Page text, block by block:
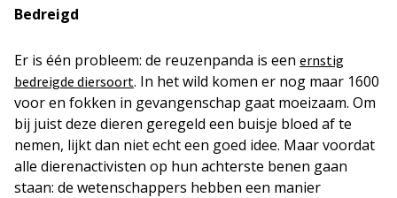
Bedreigd
Er is één probleem: de reuzenpanda is een ernstig
bedreigde diersoort. In het wild komen er nog maar 1600
voor en fokken in gevangenschap gaat moeizaam. Om
bij juist deze dieren geregeld een buisje bloed af te
nemen, lijkt dan niet echt een goed idee. Maar voordat
alle dierenactivisten op hun achterste benen gaan
staan: de wetenschappers hebben een manier